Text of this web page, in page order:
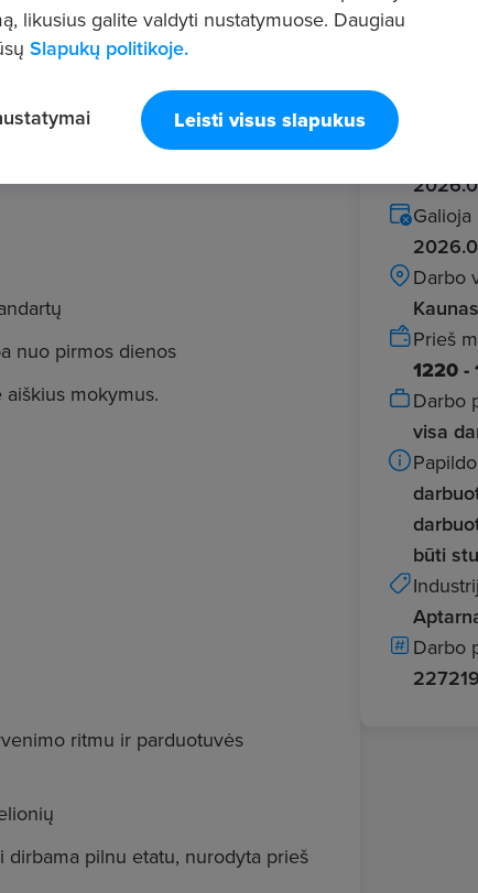
darbo, kuriame kiekviena diena būtų
nuo pirmos dienos
mokymus.
ritmu ir parduotuvės
dirbama pilnu etatu, nurodyta prieš
Galioja
Darbo
Kaunas
Prieš
1220 -
Darbo
visa
būti
Darbo
likusius galite valdyti nustatymuose. Daugiau
Slapukų politikoje.
Leisti visus slapukus